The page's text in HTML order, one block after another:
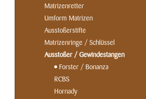
Matrizenretter
Umform Matrizen
Ausstoßerstifte
Matrizenringe / Schlüssel
Ausstoßer / Gewindestangen
Forster / Bonanza
RCBS
Hornady